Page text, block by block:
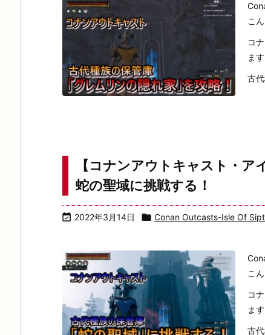
こ
コ
ます
古
【コナンアウトキャスト・ア
蛇の聖域に挑戦する！
 2022年3月14日  Conan Outcasts-Isle Of
こ
コ
ます
古